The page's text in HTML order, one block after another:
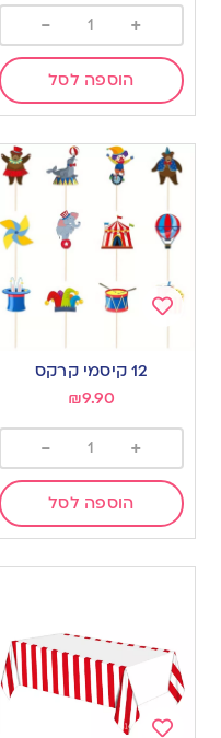
+
-
הוספה לסל
wishlist
12 קיסמי קרקס
₪9.90
+
-
הוספה לסל